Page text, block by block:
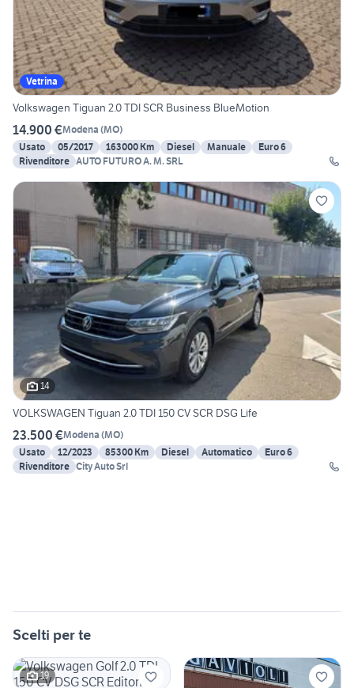
Vetrina
Volkswagen Tiguan 2.0 TDI SCR Business BlueMotion
14.900 €Modena (MO)
Usato
05/2017 163000 Km Diesel Manuale
Euro 6
Rivenditore
AUTO FUTURO A. M. SRL
14
VOLKSWAGEN Tiguan 2.0 TDI 150 CV SCR DSG Life
23.500 €Modena (MO)
Usato
12/2023 85300 Km Diesel Automatico
Euro 6
Rivenditore City Auto Srl
Scelti per te
19